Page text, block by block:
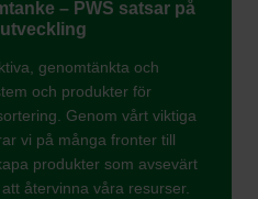
– PWS satsar på
genomtänkta och
och produkter för
Genom vårt viktiga
vi på många fronter till
produkter som avsevärt
återvinna våra resurser.